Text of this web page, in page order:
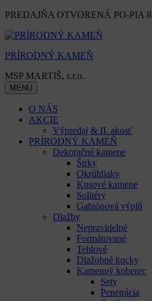
Skip
content
PREDAJŇA OTVORENÁ PO-PIA
PRÍRODNÝ KAMEŇ
MSP MARTIŠ, s.r.o.
MENU
O NÁS
AKCIE
Výpredaj & II. akosť
PRÍRODNÝ KAMEŇ
Dekoračné kamene
Štrky
Okrúhliaky
Kusové kamene
Solitéry
Gabiónová výplň
Dlažby
Nepravidelné
Formátované
Tehlové
Dlažobné kocky
Kamenný koberec
Sety
Penetrácia